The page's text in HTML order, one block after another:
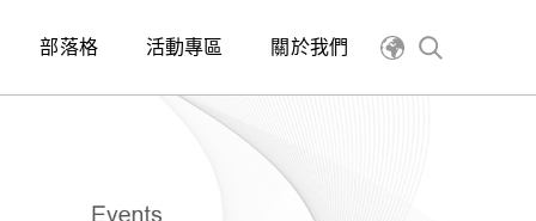
部落格 活動專區 關於我們